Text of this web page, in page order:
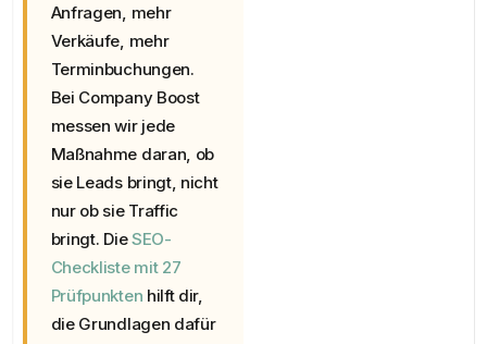
Anfragen, mehr
Verkäufe, mehr
Terminbuchungen.
Bei Company Boost
messen wir jede
Maßnahme daran, ob
sie Leads bringt, nicht
nur ob sie Traffic
bringt. DieSEO-
Checkliste mit 27
Prüfpunkten hilft dir,
die Grundlagen dafür